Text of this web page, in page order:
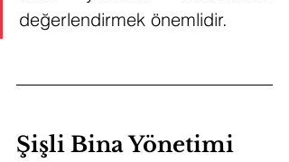
değerlendirmek önemlidir.
Şişli Bina Yönetimi